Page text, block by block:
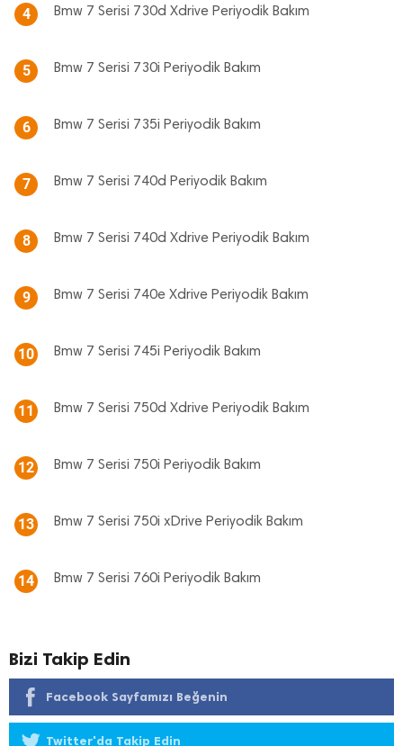
4 Bmw 7 Serisi 730d Xdrive Periyodik Bakım
5 Bmw 7 Serisi 730i Periyodik Bakım
6 Bmw 7 Serisi 735i Periyodik Bakım
7 Bmw 7 Serisi 740d Periyodik Bakım
8 Bmw 7 Serisi 740d Xdrive Periyodik Bakım
9 Bmw 7 Serisi 740e Xdrive Periyodik Bakım
10 Bmw 7 Serisi 745i Periyodik Bakım
11 Bmw 7 Serisi 750d Xdrive Periyodik Bakım
12 Bmw 7 Serisi 750i Periyodik Bakım
13 Bmw 7 Serisi 750i xDrive Periyodik Bakım
14 Bmw 7 Serisi 760i Periyodik Bakım
Bizi Takip Edin
Facebook Sayfamızı Beğenin
Twitter'da Takip Edin